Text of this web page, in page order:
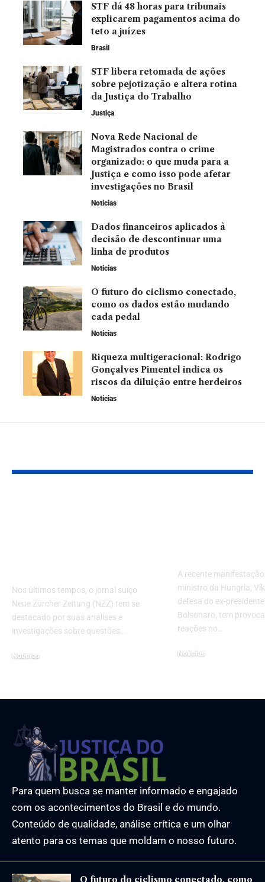
STF dá 48 horas para tribunais
explicarem pagamentos acima do
teto a juízes
Brasil
STF libera retomada de ações
sobre pejotização e altera rotina
da Justiça do Trabalho
Justiça
Nova Rede Nacional de
Magistrados contra o crime
organizado: o que muda para a
Justiça e como isso pode afetar
investigações no Brasil
Noticias
Dados financeiros aplicados à
decisão de descontinuar uma
linha de produtos
Noticias
O futuro do ciclismo conectado,
como os dados estão mudando
cada pedal
Noticias
Riqueza multigeracional: Rodrigo
Gonçalves Pimentel indica os
riscos da diluição entre herdeiros
Noticias
Nos últimos tempos, o jornal suíço
Neue Zürcher Zeitung (NZZ) tem se
destacado por suas análises e
investigações sobre questões…
Noticias
A recente
ministro da Hungria,
defesa do ex-
Bolsonaro, tem
reações no…
Noticias
Para quem busca se manter informado e engajado
com os acontecimentos do Brasil e do mundo.
Conteúdo de qualidade, análise crítica e um olhar
atento para os temas que moldam o nosso futuro.
O futuro do ciclismo conectado, como